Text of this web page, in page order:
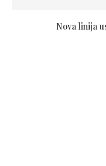
Nova linija